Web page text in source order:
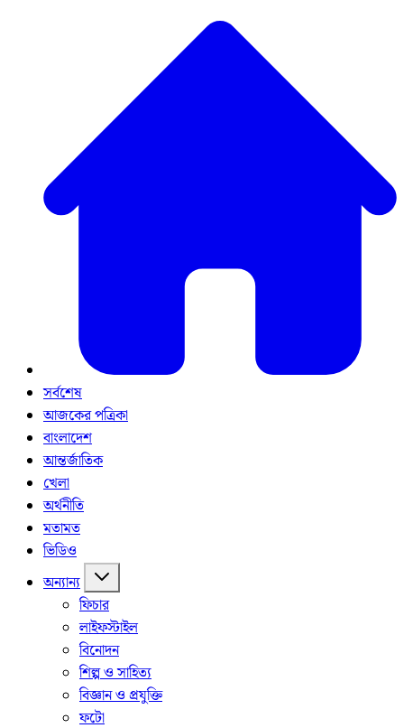
সর্বশেষ
আজকের পত্রিকা
বাংলাদেশ
আন্তর্জাতিক
খেলা
অর্থনীতি
মতামত
ভিডিও
অন্যান্য
ফিচার
লাইফস্টাইল
বিনোদন
শিল্প ও সাহিত্য
বিজ্ঞান ও প্রযুক্তি
ফটো